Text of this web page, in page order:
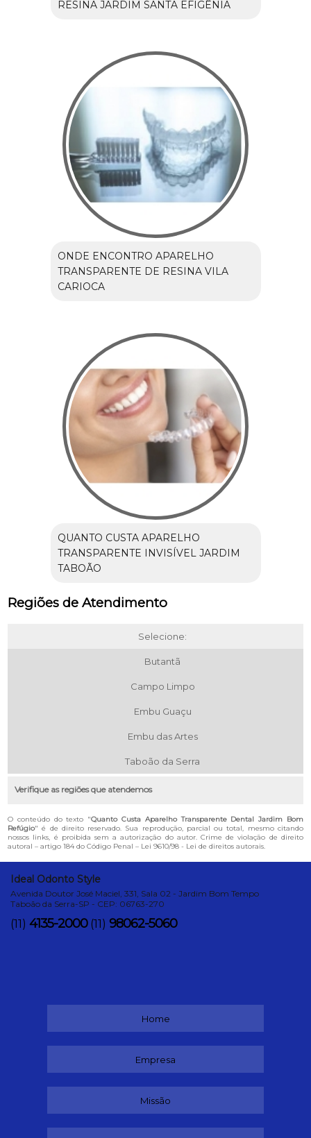
RESINA JARDIM SANTA EFIGÊNIA
ONDE ENCONTRO APARELHO
TRANSPARENTE DE RESINA VILA
CARIOCA
QUANTO CUSTA APARELHO
TRANSPARENTE INVISÍVEL JARDIM
TABOÃO
Regiões de Atendimento
Selecione:
Butantã
Campo Limpo
Embu Guaçu
Embu das Artes
Taboão da Serra
Verifique as regiões que atendemos
O conteúdo do texto "Quanto Custa Aparelho Transparente Dental Jardim Bom
Refúgio" é de direito reservado. Sua reprodução, parcial ou total, mesmo citando
nossos links, é proibida sem a autorização do autor. Crime de violação de direito
autoral – artigo 184 do Código Penal – Lei 9610/98 - Lei de direitos autorais.
Ideal Odonto Style
Avenida Doutor José Maciel, 331, Sala 02 - Jardim Bom Tempo
Taboão da Serra-SP - CEP: 06763-270
(11) 4135-2000 (11) 98062-5060
Home
Empresa
Missão